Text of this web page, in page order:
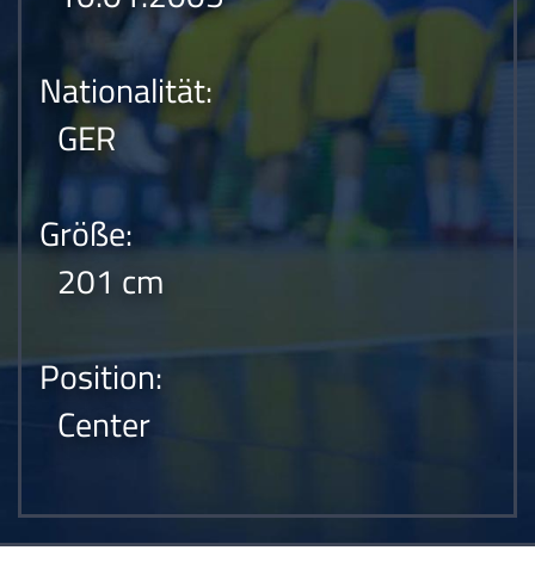
Nationalität:
GER
Größe:
201 cm
Position:
Center